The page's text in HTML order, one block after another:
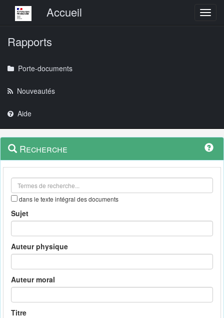
Menu principalAccueil
Rapports
Porte-documents
Nouveautés
Aide
Navigation
outils
Menu
contextuel
Recherche
dans le texte intégral des documents
Sujet
Auteur physique
Auteur moral
Titre